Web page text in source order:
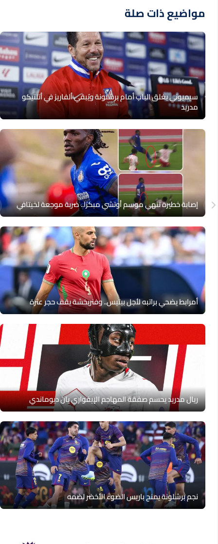
مواضيع ذات صلة
سيميوني يغلق الباب أمام برشلونة ويُبقي ألفاريز في أتلتيكو
مدريد
إصابة خطيرة تنهي موسم أوتشي مبكرًا.. ضربة موجعة لخيتافي
أمرابط يضحي براتبه لأجل بيتيس.. وفنربخشة يقف حجر عثرة
ريال مدريد يحسم صفقة المهاجم الإيفواري يان ديوماندي
نجم برشلونة يمنح باريس الضوء الأخضر لضمه